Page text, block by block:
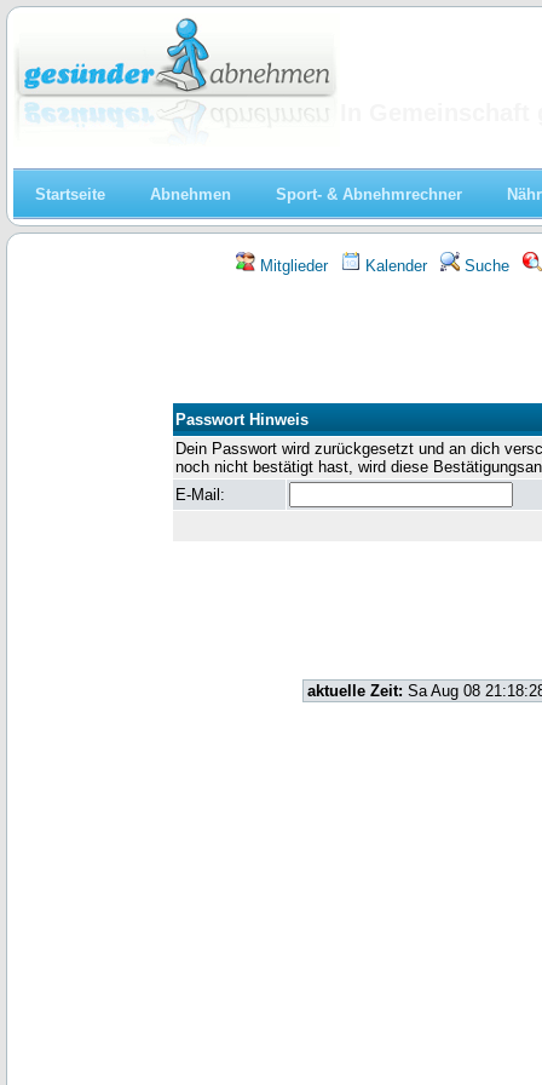
Startseite Abnehmen Sport- & Abnehmrechner
Mitglieder Kalender Suche
Passwort Hinweis
Dein Passwort wird zurückgesetzt und an dich
noch nicht bestätigt hast, wird diese
E-Mail:
aktuelle Zeit: Sa Aug 08